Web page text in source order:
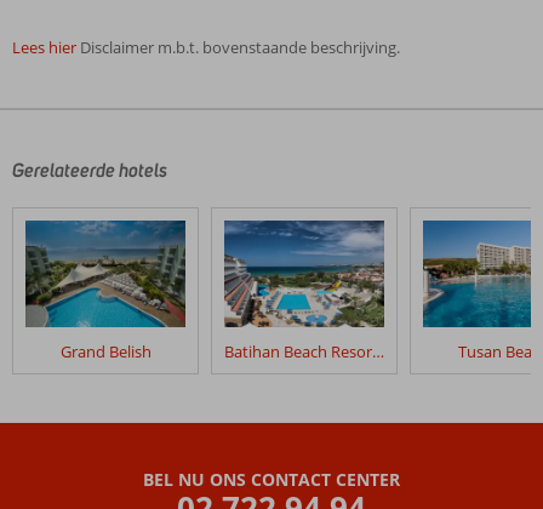
Lees hier Disclaimer m.b.t. bovenstaande beschrijving.
door
klanten
geschreven
na
hun
verblijf
Liberty
Gerelateerde hotels
Grand Belish Batihan Beach Resort & Spa Tusan
BEL NU ONS CONTACT CENTER